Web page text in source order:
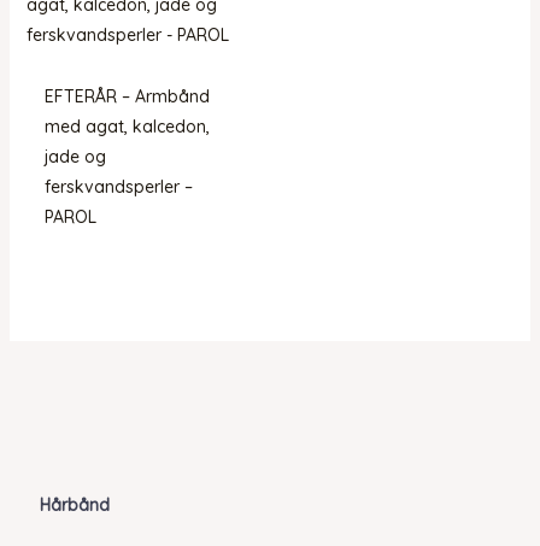
Hårbånd
EFTERÅR – Armbånd
med agat, kalcedon,
jade og
ferskvandsperler –
PAROL